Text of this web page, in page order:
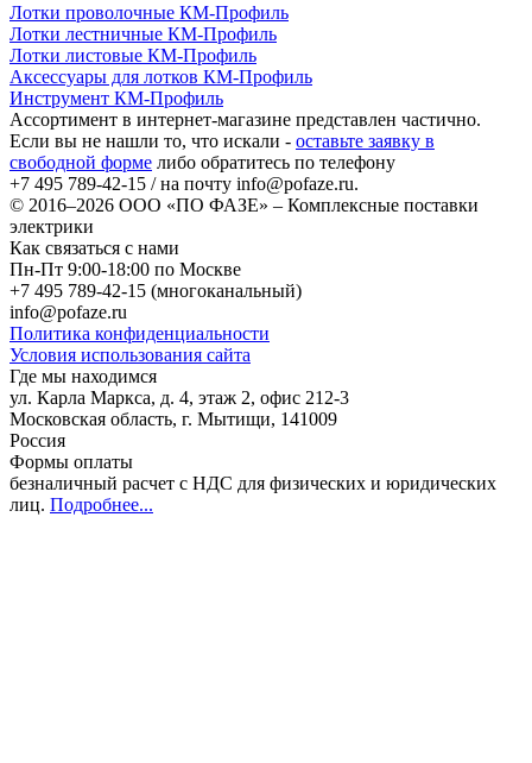
Лотки проволочные КМ-Профиль
Лотки лестничные КМ-Профиль
Лотки листовые КМ-Профиль
Аксессуары для лотков КМ-Профиль
Инструмент КМ-Профиль
Ассортимент в интернет-магазине представлен частично.
Если вы не нашли то, что искали - оставьте заявку в
свободной форме либо обратитесь по телефону
+7 495 789-42-15 / на почту info@pofaze.ru.
© 2016–2026 ООО «ПО ФАЗЕ» – Комплексные поставки
электрики
Как связаться с нами
Пн-Пт 9:00-18:00 по Москве
+7 495 789-42-15 (многоканальный)
info@pofaze.ru
Политика конфиденциальности
Условия использования сайта
Где мы находимся
ул. Карла Маркса, д. 4, этаж 2, офис 212-3
Московская область, г. Мытищи, 141009
Россия
Формы оплаты
безналичный расчет с НДС для физических и юридических
лиц. Подробнее...